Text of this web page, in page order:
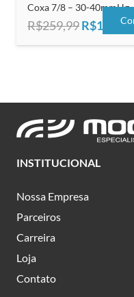
Coxa 7/8 – 30-40mmHg
R$259,99O
R$165,00
INSTITUCIONAL
Nossa Empresa
Parceiros
Carreira
Loja
Contato